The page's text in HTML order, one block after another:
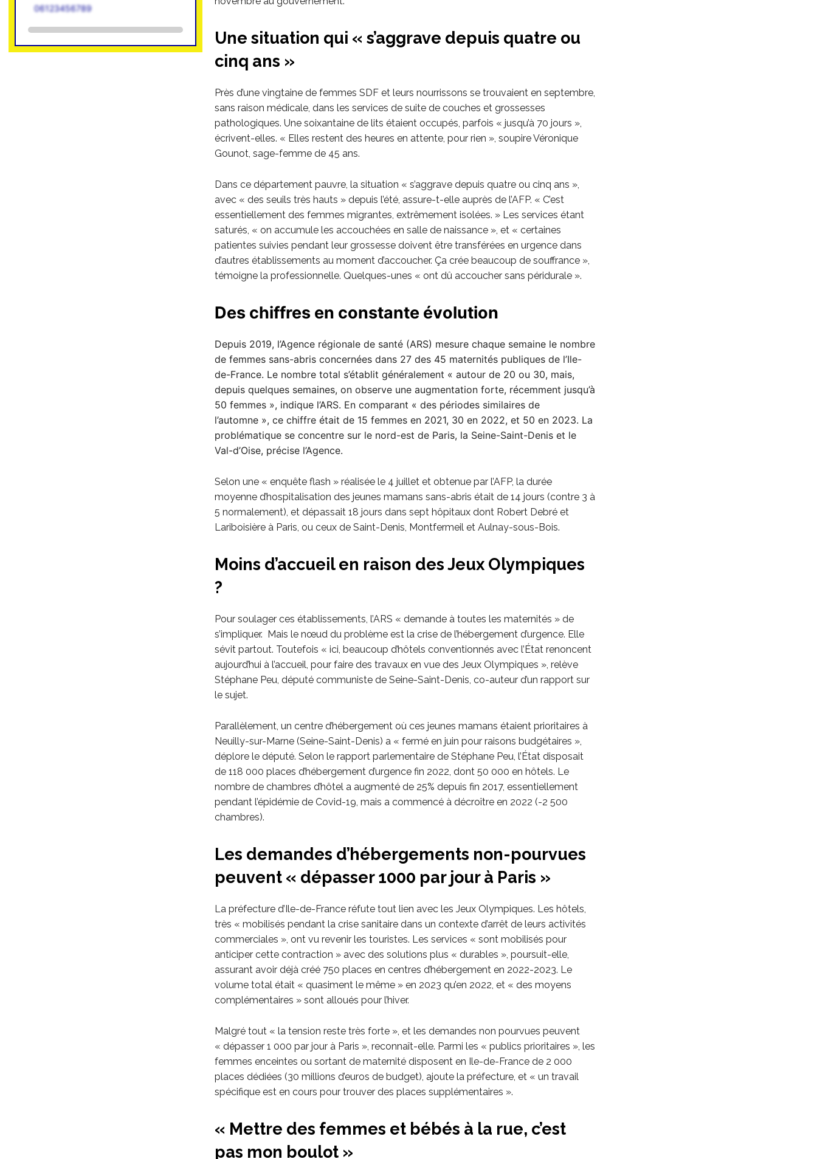
06123456789
Une situation qui « s’aggrave depuis quatre ou
cinq ans »
Près d’une vingtaine de femmes SDF et leurs nourrissons se trouvaient en septembre,
sans raison médicale, dans les services de suite de couches et grossesses
pathologiques. Une soixantaine de lits étaient occupés, parfois « jusqu’à 70 jours »,
écrivent-elles. « Elles restent des heures en attente, pour rien », soupire Véronique
Gounot, sage-femme de 45 ans.
Dans ce département pauvre, la situation « s’aggrave depuis quatre ou cinq ans »,
avec « des seuils très hauts » depuis l’été, assure-t-elle auprès de l’AFP. « C’est
essentiellement des femmes migrantes, extrêmement isolées. » Les services étant
saturés, « on accumule les accouchées en salle de naissance », et « certaines
patientes suivies pendant leur grossesse doivent être transférées en urgence dans
d’autres établissements au moment d’accoucher. Ça crée beaucoup de souffrance »,
témoigne la professionnelle. Quelques-unes « ont dû accoucher sans péridurale ».
Des chiffres en constante évolution
Depuis 2019, l’Agence régionale de santé (ARS) mesure chaque semaine le nombre
de femmes sans-abris concernées dans 27 des 45 maternités publiques de l’Ile-
de-France. Le nombre total s’établit généralement « autour de 20 ou 30, mais,
depuis quelques semaines, on observe une augmentation forte, récemment jusqu’à
50 femmes », indique l’ARS. En comparant « des périodes similaires de
l’automne », ce chiffre était de 15 femmes en 2021, 30 en 2022, et 50 en 2023. La
problématique se concentre sur le nord-est de Paris, la Seine-Saint-Denis et le
Val-d’Oise, précise l’Agence.
Selon une « enquête flash » réalisée le 4 juillet et obtenue par l’AFP, la durée
moyenne d’hospitalisation des jeunes mamans sans-abris était de 14 jours (contre 3 à
5 normalement), et dépassait 18 jours dans sept hôpitaux dont Robert Debré et
Lariboisière à Paris, ou ceux de Saint-Denis, Montfermeil et Aulnay-sous-Bois.
Moins d’accueil en raison des Jeux Olympiques
?
Pour soulager ces établissements, l’ARS « demande à toutes les maternités » de
s’impliquer. Mais le nœud du problème est la crise de l’hébergement d’urgence. Elle
sévit partout. Toutefois « ici, beaucoup d’hôtels conventionnés avec l’État renoncent
aujourd’hui à l’accueil, pour faire des travaux en vue des Jeux Olympiques », relève
Stéphane Peu, député communiste de Seine-Saint-Denis, co-auteur d’un rapport sur
le sujet.
Parallèlement, un centre d’hébergement où ces jeunes mamans étaient prioritaires à
Neuilly-sur-Marne (Seine-Saint-Denis) a « fermé en juin pour raisons budgétaires »,
déplore le député. Selon le rapport parlementaire de Stéphane Peu, l’État disposait
de 118 000 places d’hébergement d’urgence fin 2022, dont 50 000 en hôtels. Le
nombre de chambres d’hôtel a augmenté de 25% depuis fin 2017, essentiellement
pendant l’épidémie de Covid-19, mais a commencé à décroître en 2022 (-2 500
chambres).
Les demandes d’hébergements non-pourvues
peuvent « dépasser 1000 par jour à Paris »
La préfecture d’Ile-de-France réfute tout lien avec les Jeux Olympiques. Les hôtels,
très « mobilisés pendant la crise sanitaire dans un contexte d’arrêt de leurs activités
commerciales », ont vu revenir les touristes. Les services « sont mobilisés pour
anticiper cette contraction » avec des solutions plus « durables », poursuit-elle,
assurant avoir déjà créé 750 places en centres d’hébergement en 2022-2023. Le
volume total était « quasiment le même » en 2023 qu’en 2022, et « des moyens
complémentaires » sont alloués pour l’hiver.
Malgré tout « la tension reste très forte », et les demandes non pourvues peuvent
« dépasser 1 000 par jour à Paris », reconnaît-elle. Parmi les « publics prioritaires », les
femmes enceintes ou sortant de maternité disposent en Ile-de-France de 2 000
places dédiées (30 millions d’euros de budget), ajoute la préfecture, et « un travail
spécifique est en cours pour trouver des places supplémentaires ».
« Mettre des femmes et bébés à la rue, c’est
pas mon boulot »